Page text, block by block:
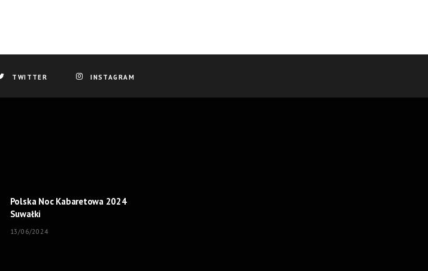
TWITTER INSTAGRAM
Polska Noc Kabaretowa 2024
Suwałki
13/06/2024